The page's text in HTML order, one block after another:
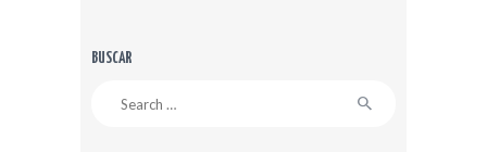
BUSCAR